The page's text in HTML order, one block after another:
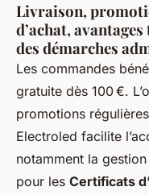
Livraison,
d’achat,
des démarches
Les commandes
gratuite dès 100 €.
promotions
Electroled facilite
notamment la
pour les Certificats